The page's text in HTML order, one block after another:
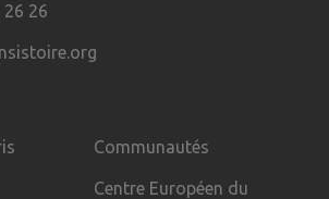
26 26
Communautés
Centre Européen du